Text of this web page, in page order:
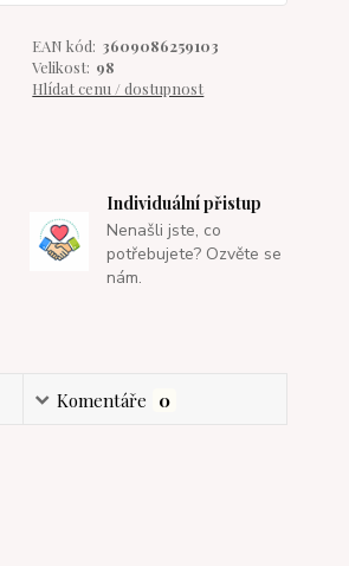
EAN kód: 3609086259103
Velikost: 98
Hlídat cenu / dostupnost
Individuální přistup
Nenašli jste, co
potřebujete? Ozvěte se
nám.
Komentáře 0